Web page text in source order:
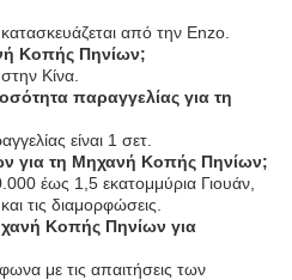
από την Enzo.
Κοπής Πηνίων;
Κίνα.
παραγγελίας για τη
είναι 1 σετ.
για τη Μηχανή Κοπής Πηνίων;
έως 1,5 εκατομμύρια Γιουάν,
τις διαμορφώσεις.
Κοπής Πηνίων για
με τις απαιτήσεις των